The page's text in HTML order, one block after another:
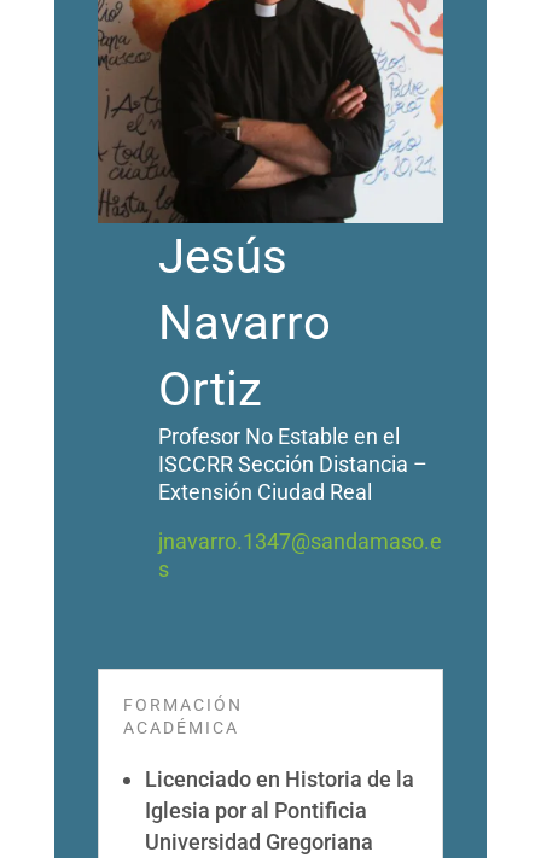
Jesús
Navarro
Ortiz
Profesor No Estable en el
ISCCRR Sección Distancia –
Extensión Ciudad Real
jnavarro.1347@sandamaso.e
s
FORMACIÓN
ACADÉMICA
Licenciado en Historia de la
Iglesia por al Pontificia
Universidad Gregoriana